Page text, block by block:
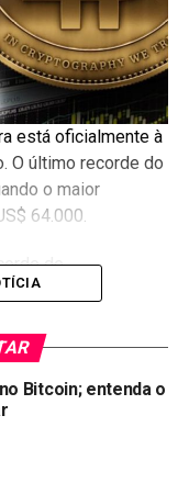
está oficialmente à
O último recorde do
o maior
64.000.
de
nos últimos dois
o preço para
rali é
em futuros
Bitcoin; entenda o